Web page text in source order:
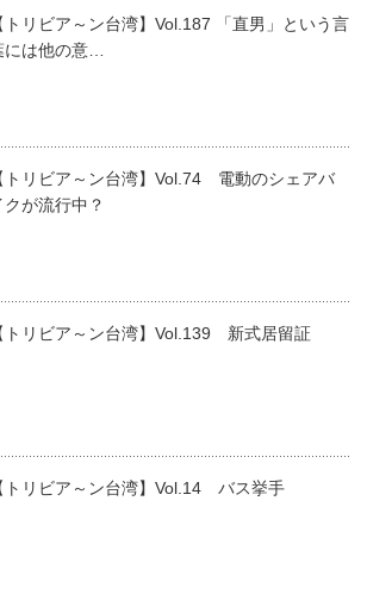
トリビア～ン台湾】Vol.187 「直男」という言
には他の意…
トリビア～ン台湾】Vol.74 電動のシェアバ
クが流行中？
トリビア～ン台湾】Vol.139 新式居留証
トリビア～ン台湾】Vol.14 バス挙手